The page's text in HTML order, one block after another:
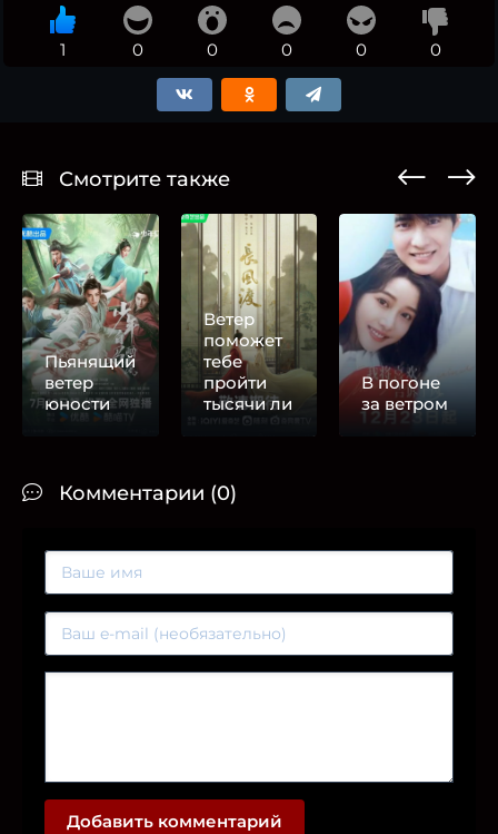
1 0 0 0 0 0
Смотрите также
Пьянящий
ветер
юности
Ветер
поможет
тебе
пройти
тысячи ли
В погоне
за ветром
Комментарии (0)
Добавить комментарий